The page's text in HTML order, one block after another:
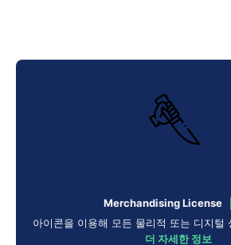
Merchandising License
아이콘을 이용해 모든 물리적 또는 디지털
더 자세한 정보